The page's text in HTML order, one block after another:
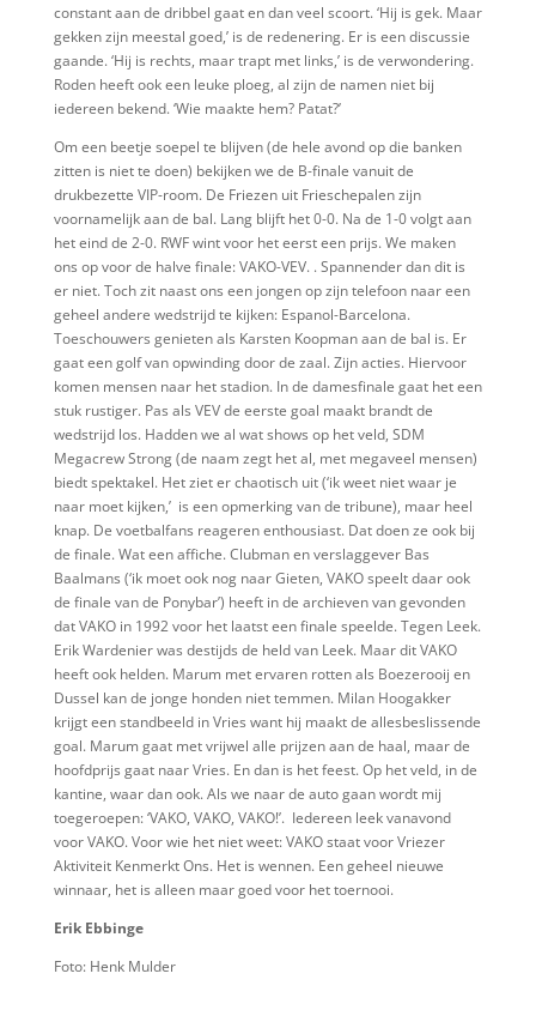
constant aan de dribbel gaat en dan veel scoort. ‘Hij is gek. Maar
gekken zijn meestal goed,’ is de redenering. Er is een discussie
gaande. ‘Hij is rechts, maar trapt met links,’ is de verwondering.
Roden heeft ook een leuke ploeg, al zijn de namen niet bij
iedereen bekend. ‘Wie maakte hem? Patat?’
Om een beetje soepel te blijven (de hele avond op die banken
zitten is niet te doen) bekijken we de B-finale vanuit de
drukbezette VIP-room. De Friezen uit Frieschepalen zijn
voornamelijk aan de bal. Lang blijft het 0-0. Na de 1-0 volgt aan
het eind de 2-0. RWF wint voor het eerst een prijs. We maken
ons op voor de halve finale: VAKO-VEV. . Spannender dan dit is
er niet. Toch zit naast ons een jongen op zijn telefoon naar een
geheel andere wedstrijd te kijken: Espanol-Barcelona.
Toeschouwers genieten als Karsten Koopman aan de bal is. Er
gaat een golf van opwinding door de zaal. Zijn acties. Hiervoor
komen mensen naar het stadion. In de damesfinale gaat het een
stuk rustiger. Pas als VEV de eerste goal maakt brandt de
wedstrijd los. Hadden we al wat shows op het veld, SDM
Megacrew Strong (de naam zegt het al, met megaveel mensen)
biedt spektakel. Het ziet er chaotisch uit (‘ik weet niet waar je
naar moet kijken,’ is een opmerking van de tribune), maar heel
knap. De voetbalfans reageren enthousiast. Dat doen ze ook bij
de finale. Wat een affiche. Clubman en verslaggever Bas
Baalmans (‘ik moet ook nog naar Gieten, VAKO speelt daar ook
de finale van de Ponybar’) heeft in de archieven van gevonden
dat VAKO in 1992 voor het laatst een finale speelde. Tegen Leek.
Erik Wardenier was destijds de held van Leek. Maar dit VAKO
heeft ook helden. Marum met ervaren rotten als Boezerooij en
Dussel kan de jonge honden niet temmen. Milan Hoogakker
krijgt een standbeeld in Vries want hij maakt de allesbeslissende
goal. Marum gaat met vrijwel alle prijzen aan de haal, maar de
hoofdprijs gaat naar Vries. En dan is het feest. Op het veld, in de
kantine, waar dan ook. Als we naar de auto gaan wordt mij
toegeroepen: ‘VAKO, VAKO, VAKO!’. Iedereen leek vanavond
voor VAKO. Voor wie het niet weet: VAKO staat voor Vriezer
Aktiviteit Kenmerkt Ons. Het is wennen. Een geheel nieuwe
winnaar, het is alleen maar goed voor het toernooi.
Erik Ebbinge
Foto: Henk Mulder